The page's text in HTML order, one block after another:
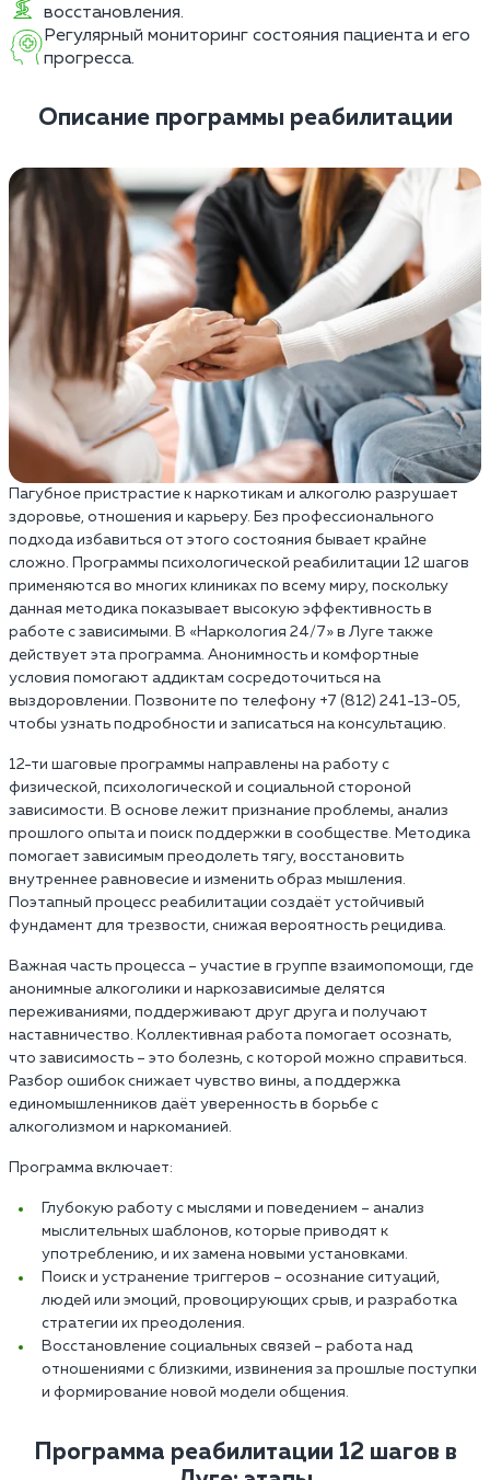
восстановления.
Регулярный мониторинг состояния пациента и его
прогресса.
Описание программы реабилитации
Пагубное пристрастие к наркотикам и алкоголю разрушает
здоровье, отношения и карьеру. Без профессионального
подхода избавиться от этого состояния бывает крайне
сложно. Программы психологической реабилитации 12 шагов
применяются во многих клиниках по всему миру, поскольку
данная методика показывает высокую эффективность в
работе с зависимыми. В «Наркология 24/7» в Луге также
действует эта программа. Анонимность и комфортные
условия помогают аддиктам сосредоточиться на
выздоровлении. Позвоните по телефону +7 (812) 241-13-05,
чтобы узнать подробности и записаться на консультацию.
12-ти шаговые программы направлены на работу с
физической, психологической и социальной стороной
зависимости. В основе лежит признание проблемы, анализ
прошлого опыта и поиск поддержки в сообществе. Методика
помогает зависимым преодолеть тягу, восстановить
внутреннее равновесие и изменить образ мышления.
Поэтапный процесс реабилитации создаёт устойчивый
фундамент для трезвости, снижая вероятность рецидива.
Важная часть процесса – участие в группе взаимопомощи, где
анонимные алкоголики и наркозависимые делятся
переживаниями, поддерживают друг друга и получают
наставничество. Коллективная работа помогает осознать,
что зависимость – это болезнь, с которой можно справиться.
Разбор ошибок снижает чувство вины, а поддержка
единомышленников даёт уверенность в борьбе с
алкоголизмом и наркоманией.
Программа включает:
Глубокую работу с мыслями и поведением – анализ
мыслительных шаблонов, которые приводят к
употреблению, и их замена новыми установками.
Поиск и устранение триггеров – осознание ситуаций,
людей или эмоций, провоцирующих срыв, и разработка
стратегии их преодоления.
Восстановление социальных связей – работа над
отношениями с близкими, извинения за прошлые поступки
и формирование новой модели общения.
Программа реабилитации 12 шагов в